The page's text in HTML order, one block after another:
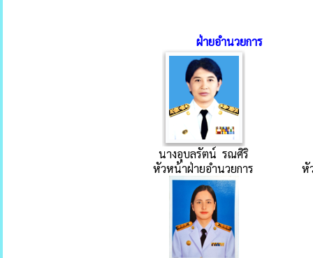
ฝ่ายอำนวยการ
นางอุบลรัตน์ รณศิริ
หัวหน้าฝ่ายอำนวยการ
หั